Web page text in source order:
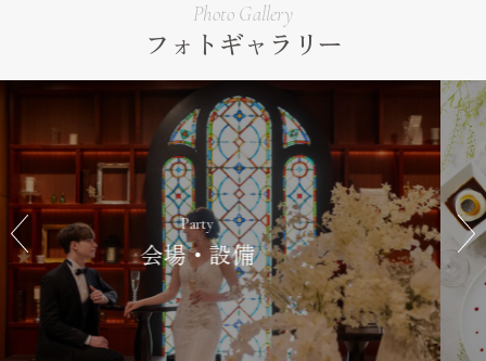
Photo Gallery
フォトギャラリー
Cuisine & Sweets
料理・スイーツ